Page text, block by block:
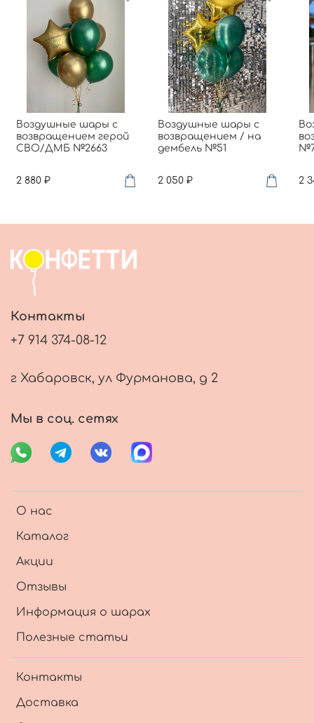
Воздушные шары с
возвращением герой
СВО/ДМБ №2663
2 880 ₽
Воздушные шары с
возвращением / на
дембель №51
2 050 ₽ 2
О нас
Каталог
Акции
Отзывы
Информация о шарах
Полезные статьи
Контакты
Доставка
Контакты
+7 914 374-08-12
г Хабаровск, ул Фурманова, д 2
Мы в соц. сетях